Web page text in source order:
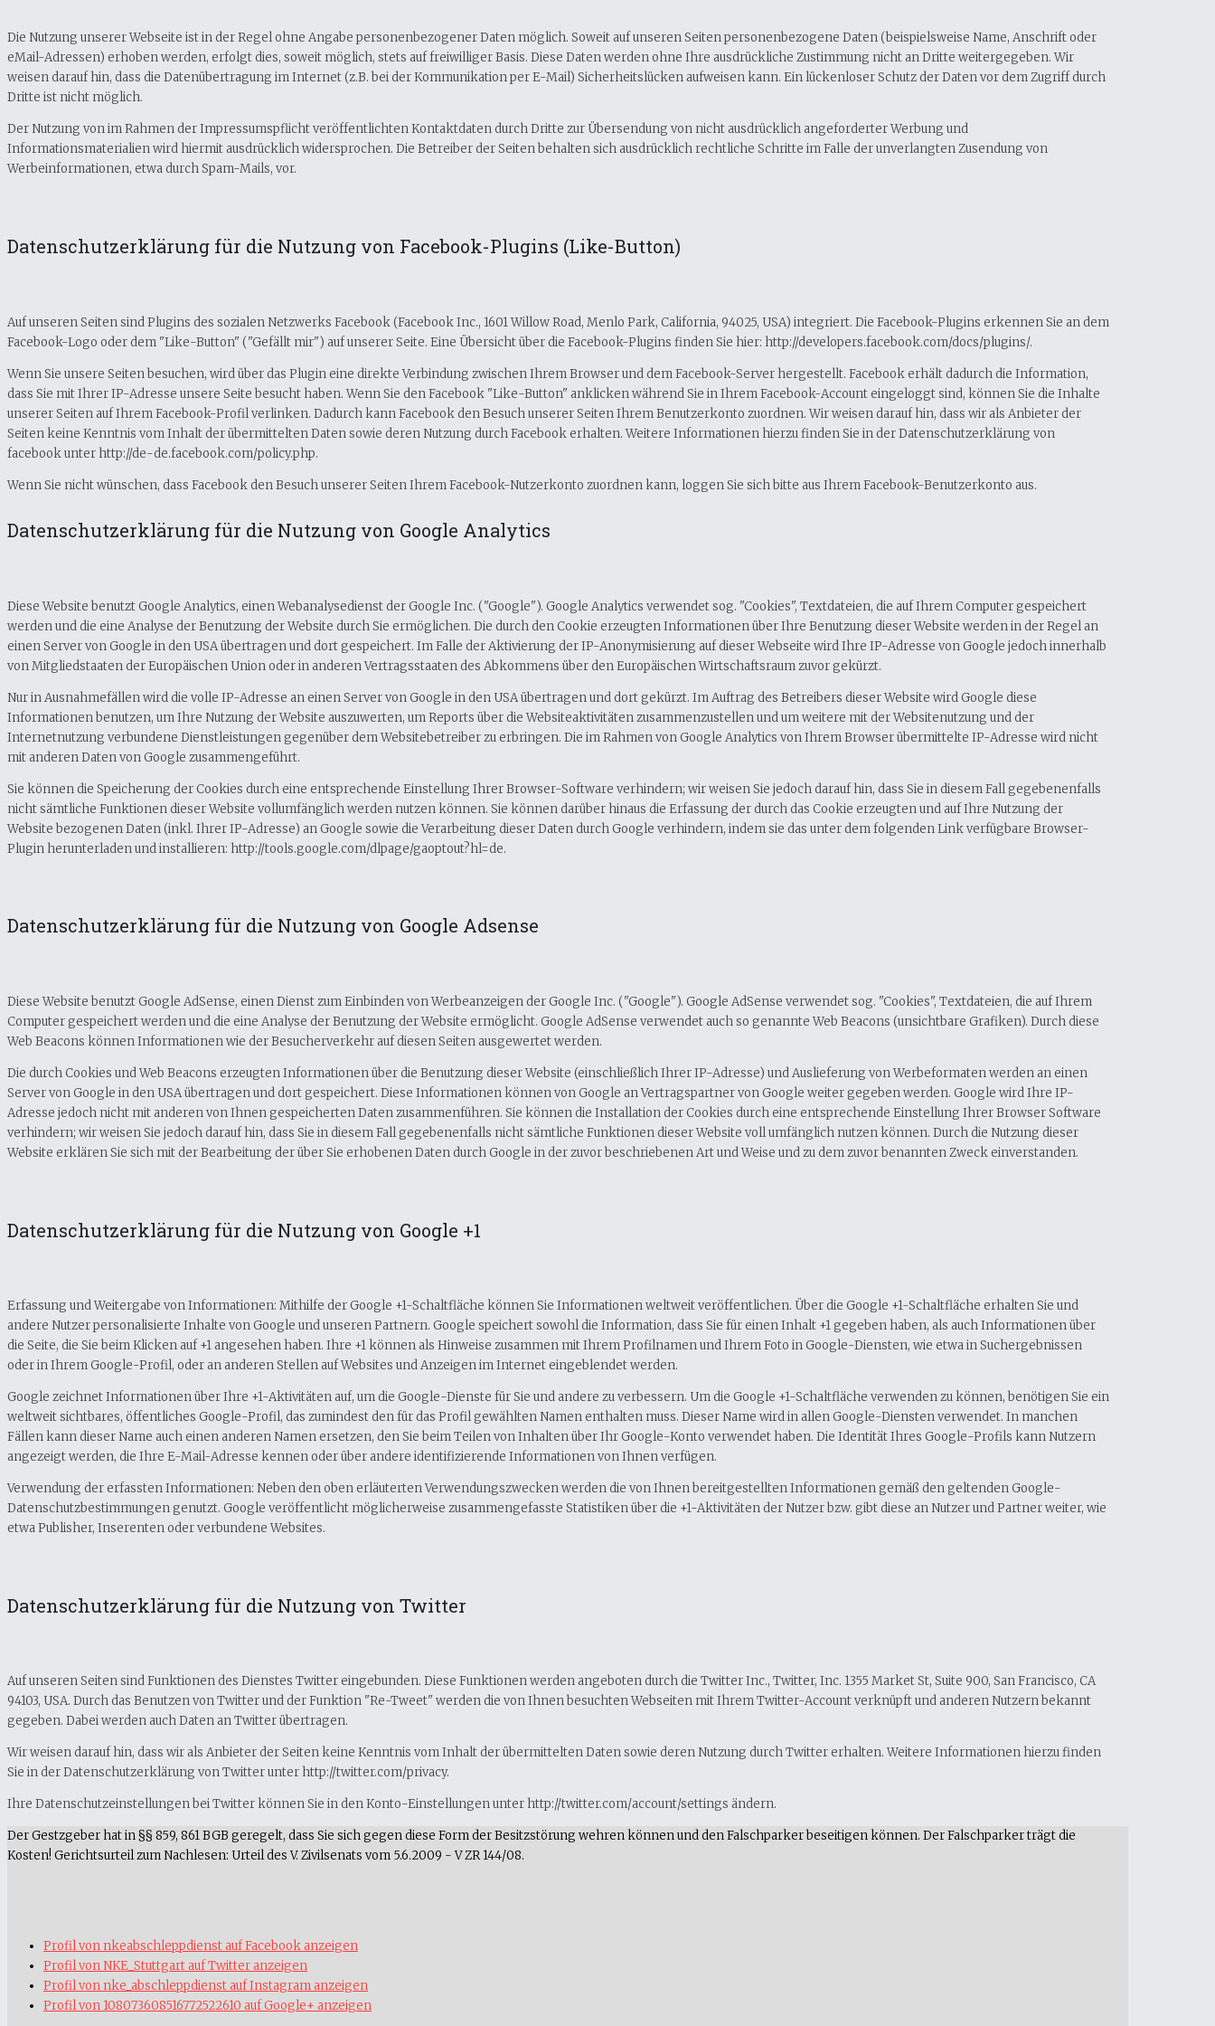
Die Nutzung unserer Webseite ist in der Regel ohne Angabe personenbezogener Daten möglich. Soweit auf unseren Seiten personenbezogene Daten (beispielsweise Name, Anschrift oder
eMail-Adressen) erhoben werden, erfolgt dies, soweit möglich, stets auf freiwilliger Basis. Diese Daten werden ohne Ihre ausdrückliche Zustimmung nicht an Dritte weitergegeben. Wir
weisen darauf hin, dass die Datenübertragung im Internet (z.B. bei der Kommunikation per E-Mail) Sicherheitslücken aufweisen kann. Ein lückenloser Schutz der Daten vor dem Zugriff durch
Dritte ist nicht möglich.
Der Nutzung von im Rahmen der Impressumspflicht veröffentlichten Kontaktdaten durch Dritte zur Übersendung von nicht ausdrücklich angeforderter Werbung und
Informationsmaterialien wird hiermit ausdrücklich widersprochen. Die Betreiber der Seiten behalten sich ausdrücklich rechtliche Schritte im Falle der unverlangten Zusendung von
Werbeinformationen, etwa durch Spam-Mails, vor.
Datenschutzerklärung für die Nutzung von Facebook-Plugins (Like-Button)
Auf unseren Seiten sind Plugins des sozialen Netzwerks Facebook (Facebook Inc., 1601 Willow Road, Menlo Park, California, 94025, USA) integriert. Die Facebook-Plugins erkennen Sie an dem
Facebook-Logo oder dem "Like-Button" ("Gefällt mir") auf unserer Seite. Eine Übersicht über die Facebook-Plugins finden Sie hier: http://developers.facebook.com/docs/plugins/.
Wenn Sie unsere Seiten besuchen, wird über das Plugin eine direkte Verbindung zwischen Ihrem Browser und dem Facebook-Server hergestellt. Facebook erhält dadurch die Information,
dass Sie mit Ihrer IP-Adresse unsere Seite besucht haben. Wenn Sie den Facebook "Like-Button" anklicken während Sie in Ihrem Facebook-Account eingeloggt sind, können Sie die Inhalte
unserer Seiten auf Ihrem Facebook-Profil verlinken. Dadurch kann Facebook den Besuch unserer Seiten Ihrem Benutzerkonto zuordnen. Wir weisen darauf hin, dass wir als Anbieter der
Seiten keine Kenntnis vom Inhalt der übermittelten Daten sowie deren Nutzung durch Facebook erhalten. Weitere Informationen hierzu finden Sie in der Datenschutzerklärung von
facebook unter http://de-de.facebook.com/policy.php.
Wenn Sie nicht wünschen, dass Facebook den Besuch unserer Seiten Ihrem Facebook-Nutzerkonto zuordnen kann, loggen Sie sich bitte aus Ihrem Facebook-Benutzerkonto aus.
Datenschutzerklärung für die Nutzung von Google Analytics
Diese Website benutzt Google Analytics, einen Webanalysedienst der Google Inc. ("Google"). Google Analytics verwendet sog. "Cookies", Textdateien, die auf Ihrem Computer gespeichert
werden und die eine Analyse der Benutzung der Website durch Sie ermöglichen. Die durch den Cookie erzeugten Informationen über Ihre Benutzung dieser Website werden in der Regel an
einen Server von Google in den USA übertragen und dort gespeichert. Im Falle der Aktivierung der IP-Anonymisierung auf dieser Webseite wird Ihre IP-Adresse von Google jedoch innerhalb
von Mitgliedstaaten der Europäischen Union oder in anderen Vertragsstaaten des Abkommens über den Europäischen Wirtschaftsraum zuvor gekürzt.
Nur in Ausnahmefällen wird die volle IP-Adresse an einen Server von Google in den USA übertragen und dort gekürzt. Im Auftrag des Betreibers dieser Website wird Google diese
Informationen benutzen, um Ihre Nutzung der Website auszuwerten, um Reports über die Websiteaktivitäten zusammenzustellen und um weitere mit der Websitenutzung und der
Internetnutzung verbundene Dienstleistungen gegenüber dem Websitebetreiber zu erbringen. Die im Rahmen von Google Analytics von Ihrem Browser übermittelte IP-Adresse wird nicht
mit anderen Daten von Google zusammengeführt.
Sie können die Speicherung der Cookies durch eine entsprechende Einstellung Ihrer Browser-Software verhindern; wir weisen Sie jedoch darauf hin, dass Sie in diesem Fall gegebenenfalls
nicht sämtliche Funktionen dieser Website vollumfänglich werden nutzen können. Sie können darüber hinaus die Erfassung der durch das Cookie erzeugten und auf Ihre Nutzung der
Website bezogenen Daten (inkl. Ihrer IP-Adresse) an Google sowie die Verarbeitung dieser Daten durch Google verhindern, indem sie das unter dem folgenden Link verfügbare Browser-
Plugin herunterladen und installieren: http://tools.google.com/dlpage/gaoptout?hl=de.
Datenschutzerklärung für die Nutzung von Google Adsense
Diese Website benutzt Google AdSense, einen Dienst zum Einbinden von Werbeanzeigen der Google Inc. ("Google"). Google AdSense verwendet sog. "Cookies", Textdateien, die auf Ihrem
Computer gespeichert werden und die eine Analyse der Benutzung der Website ermöglicht. Google AdSense verwendet auch so genannte Web Beacons (unsichtbare Grafiken). Durch diese
Web Beacons können Informationen wie der Besucherverkehr auf diesen Seiten ausgewertet werden.
Die durch Cookies und Web Beacons erzeugten Informationen über die Benutzung dieser Website (einschließlich Ihrer IP-Adresse) und Auslieferung von Werbeformaten werden an einen
Server von Google in den USA übertragen und dort gespeichert. Diese Informationen können von Google an Vertragspartner von Google weiter gegeben werden. Google wird Ihre IP-
Adresse jedoch nicht mit anderen von Ihnen gespeicherten Daten zusammenführen. Sie können die Installation der Cookies durch eine entsprechende Einstellung Ihrer Browser Software
verhindern; wir weisen Sie jedoch darauf hin, dass Sie in diesem Fall gegebenenfalls nicht sämtliche Funktionen dieser Website voll umfänglich nutzen können. Durch die Nutzung dieser
Website erklären Sie sich mit der Bearbeitung der über Sie erhobenen Daten durch Google in der zuvor beschriebenen Art und Weise und zu dem zuvor benannten Zweck einverstanden.
Datenschutzerklärung für die Nutzung von Google +1
Erfassung und Weitergabe von Informationen: Mithilfe der Google +1-Schaltfläche können Sie Informationen weltweit veröffentlichen. Über die Google +1-Schaltfläche erhalten Sie und
andere Nutzer personalisierte Inhalte von Google und unseren Partnern. Google speichert sowohl die Information, dass Sie für einen Inhalt +1 gegeben haben, als auch Informationen über
die Seite, die Sie beim Klicken auf +1 angesehen haben. Ihre +1 können als Hinweise zusammen mit Ihrem Profilnamen und Ihrem Foto in Google-Diensten, wie etwa in Suchergebnissen
oder in Ihrem Google-Profil, oder an anderen Stellen auf Websites und Anzeigen im Internet eingeblendet werden.
Google zeichnet Informationen über Ihre +1-Aktivitäten auf, um die Google-Dienste für Sie und andere zu verbessern. Um die Google +1-Schaltfläche verwenden zu können, benötigen Sie ein
weltweit sichtbares, öffentliches Google-Profil, das zumindest den für das Profil gewählten Namen enthalten muss. Dieser Name wird in allen Google-Diensten verwendet. In manchen
Fällen kann dieser Name auch einen anderen Namen ersetzen, den Sie beim Teilen von Inhalten über Ihr Google-Konto verwendet haben. Die Identität Ihres Google-Profils kann Nutzern
angezeigt werden, die Ihre E-Mail-Adresse kennen oder über andere identifizierende Informationen von Ihnen verfügen.
Verwendung der erfassten Informationen: Neben den oben erläuterten Verwendungszwecken werden die von Ihnen bereitgestellten Informationen gemäß den geltenden Google-
Datenschutzbestimmungen genutzt. Google veröffentlicht möglicherweise zusammengefasste Statistiken über die +1-Aktivitäten der Nutzer bzw. gibt diese an Nutzer und Partner weiter, wie
etwa Publisher, Inserenten oder verbundene Websites.
Datenschutzerklärung für die Nutzung von Twitter
Auf unseren Seiten sind Funktionen des Dienstes Twitter eingebunden. Diese Funktionen werden angeboten durch die Twitter Inc., Twitter, Inc. 1355 Market St, Suite 900, San Francisco, CA
94103, USA. Durch das Benutzen von Twitter und der Funktion "Re-Tweet" werden die von Ihnen besuchten Webseiten mit Ihrem Twitter-Account verknüpft und anderen Nutzern bekannt
gegeben. Dabei werden auch Daten an Twitter übertragen.
Wir weisen darauf hin, dass wir als Anbieter der Seiten keine Kenntnis vom Inhalt der übermittelten Daten sowie deren Nutzung durch Twitter erhalten. Weitere Informationen hierzu finden
Sie in der Datenschutzerklärung von Twitter unter http://twitter.com/privacy.
Ihre Datenschutzeinstellungen bei Twitter können Sie in den Konto-Einstellungen unter http://twitter.com/account/settings ändern.
Der Gestzgeber hat in §§ 859, 861 BGB geregelt, dass Sie sich gegen diese Form der Besitzstörung wehren können und den Falschparker beseitigen können. Der Falschparker trägt die
Kosten! Gerichtsurteil zum Nachlesen: Urteil des V. Zivilsenats vom 5.6.2009 - V ZR 144/08.
Profil von nkeabschleppdienst auf Facebook anzeigen
Profil von NKE_Stuttgart auf Twitter anzeigen
Profil von nke_abschleppdienst auf Instagram anzeigen
Profil von 108073608516772522610 auf Google+ anzeigen